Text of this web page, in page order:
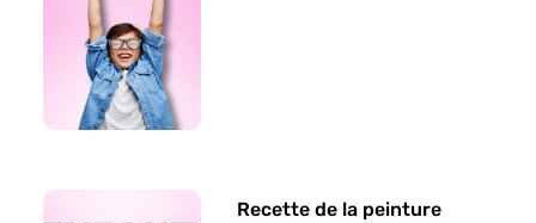
Recette de la peinture